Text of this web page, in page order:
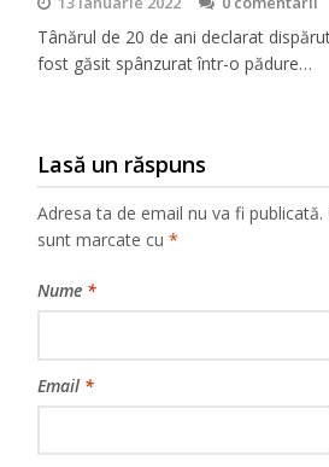
Tânărul de 20 de ani declarat
fost găsit spânzurat într-o pădure…
Lasă un răspuns
Adresa ta de email nu va fi publicată.
sunt marcate cu*
Nume *
Email *